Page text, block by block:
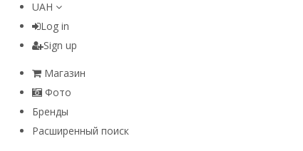
UAH
Log in
Sign up
Магазин
Фото
Бренды
Расширенный поиск